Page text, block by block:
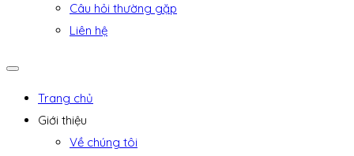
Câu hỏi thường gặp
Liên hệ
Trang chủ
Giới thiệu
Về chúng tôi